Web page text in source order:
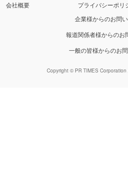
会社概要 プライバシーポリ
企業様からのお問
報道関係者様からのお
一般の皆様からのお
Copyright © PR TIMES